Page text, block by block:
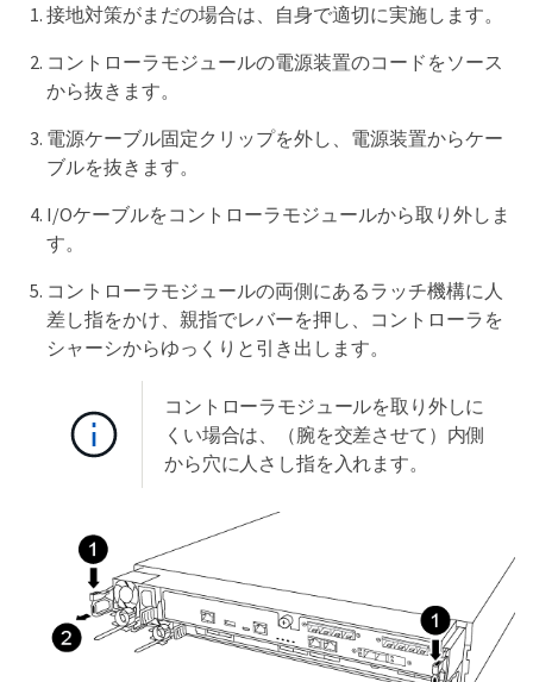
接地対策がまだの場合は、自身で適切に実施します。
コントローラモジュールの電源装置のコードをソース
から抜きます。
電源ケーブル固定クリップを外し、電源装置からケー
ブルを抜きます。
I/Oケーブルをコントローラモジュールから取り外しま
す。
コントローラモジュールの両側にあるラッチ機構に人
差し指をかけ、親指でレバーを押し、コントローラを
シャーシからゆっくりと引き出します。
コントローラモジュールを取り外しに
くい場合は、（腕を交差させて）内側
から穴に人さし指を入れます。